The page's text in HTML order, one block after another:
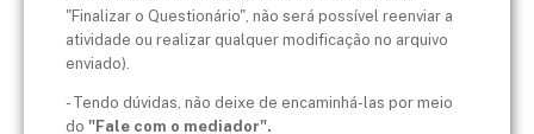
"Finalizar o Questionário", não será possível reenviar a
atividade ou realizar qualquer modificação no arquivo
enviado).
- Tendo dúvidas, não deixe de encaminhá-las por meio
do "Fale com o mediador".